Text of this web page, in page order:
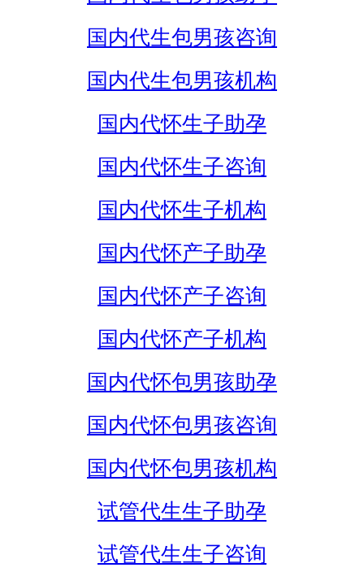
国内代生包男孩咨询
国内代生包男孩机构
国内代怀生子助孕
国内代怀生子咨询
国内代怀生子机构
国内代怀产子助孕
国内代怀产子咨询
国内代怀产子机构
国内代怀包男孩助孕
国内代怀包男孩咨询
国内代怀包男孩机构
试管代生生子助孕
试管代生生子咨询